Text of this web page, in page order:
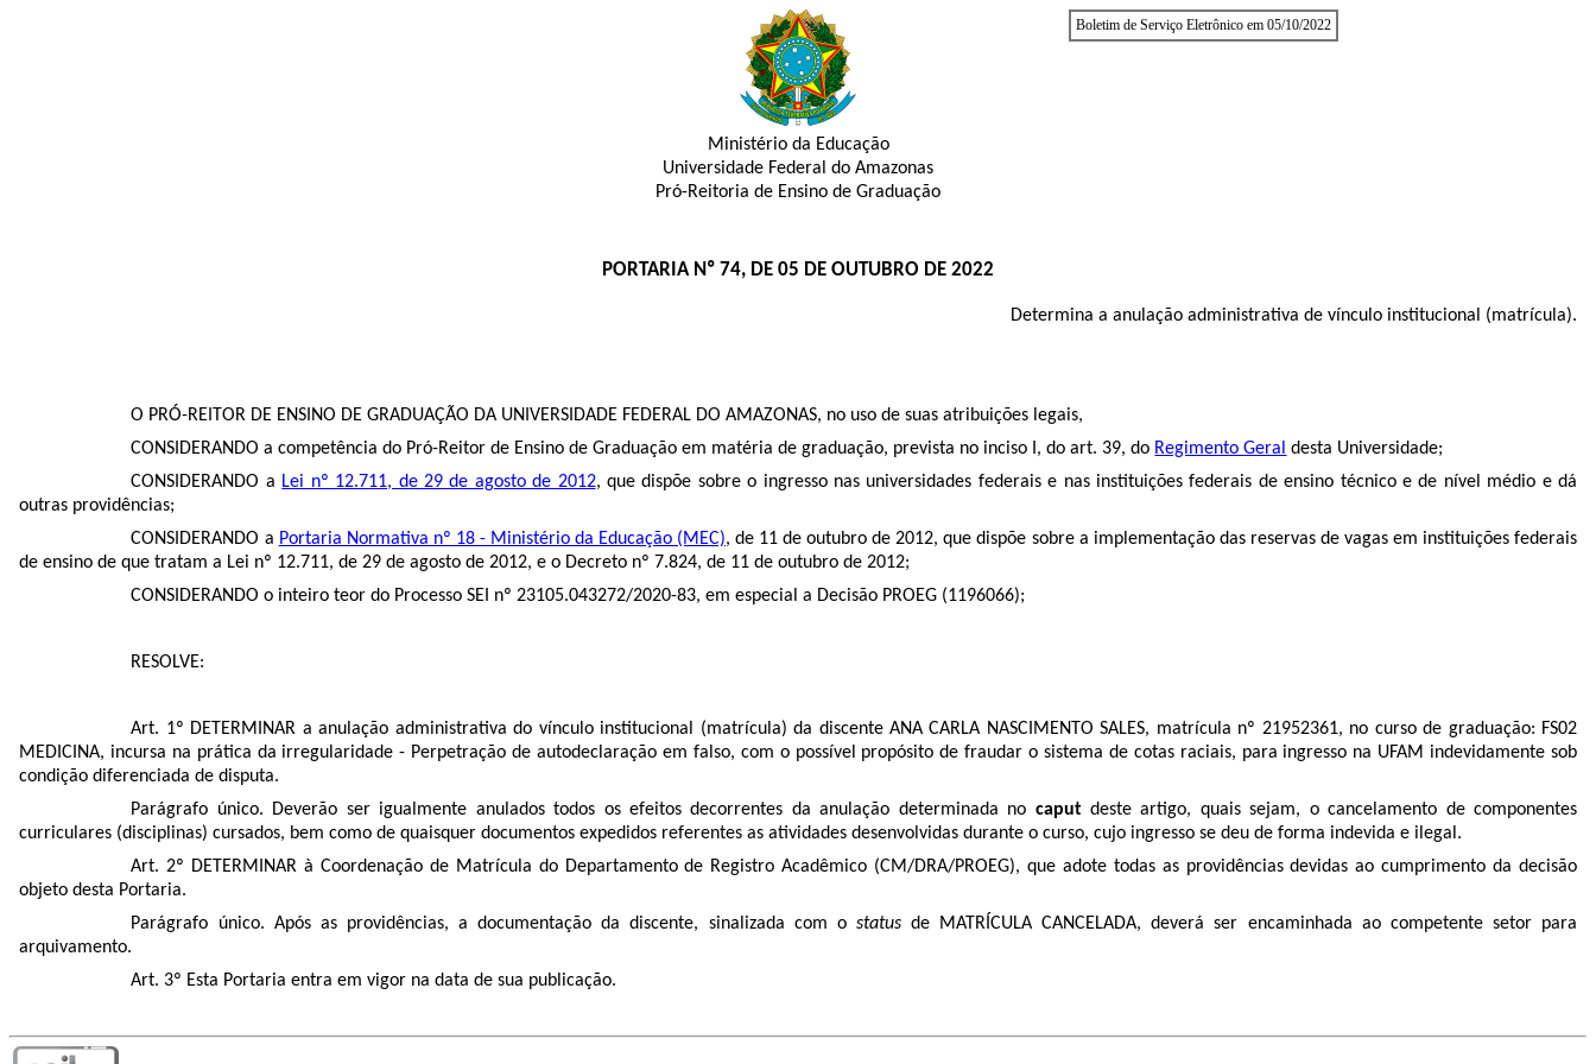
Boletim de Serviço Eletrônico em 05/10/2022
Ministério da Educação
Universidade Federal do Amazonas
Pró-Reitoria de Ensino de Graduação
PORTARIA Nº 74, DE 05 DE OUTUBRO DE 2022
Determina a anulação administrativa de vínculo institucional (matrícula).
O PRÓ-REITOR DE ENSINO DE GRADUAÇÃO DA UNIVERSIDADE FEDERAL DO AMAZONAS, no uso de suas atribuições legais,
CONSIDERANDO a competência do Pró-Reitor de Ensino de Graduação em matéria de graduação, prevista no inciso I, do art. 39, do Regimento Geral desta Universidade;
CONSIDERANDO a Lei nº 12.711, de 29 de agosto de 2012, que dispõe sobre o ingresso nas universidades federais e nas instituições federais de ensino técnico e de nível médio e dá
outras providências;
CONSIDERANDO a Portaria Normativa nº 18 - Ministério da Educação (MEC), de 11 de outubro de 2012, que dispõe sobre a implementação das reservas de vagas em instituições federais
de ensino de que tratam a Lei nº 12.711, de 29 de agosto de 2012, e o Decreto nº 7.824, de 11 de outubro de 2012;
CONSIDERANDO o inteiro teor do Processo SEI nº 23105.043272/2020-83, em especial a Decisão PROEG (1196066);
RESOLVE:
Art. 1º DETERMINAR a anulação administrativa do vínculo institucional (matrícula) da discente ANA CARLA NASCIMENTO SALES, matrícula nº 21952361, no curso de graduação: FS02
MEDICINA, incursa na prática da irregularidade - Perpetração de autodeclaração em falso, com o possível propósito de fraudar o sistema de cotas raciais, para ingresso na UFAM indevidamente sob
condição diferenciada de disputa.
Parágrafo único. Deverão ser igualmente anulados todos os efeitos decorrentes da anulação determinada no caputdeste artigo, quais sejam, o cancelamento de componentes
curriculares (disciplinas) cursados, bem como de quaisquer documentos expedidos referentes as atividades desenvolvidas durante o curso, cujo ingresso se deu de forma indevida e ilegal.
Art. 2º DETERMINAR à Coordenação de Matrícula do Departamento de Registro Acadêmico (CM/DRA/PROEG), que adote todas as providências devidas ao cumprimento da decisão
objeto desta Portaria.
Parágrafo único. Após as providências, a documentação da discente, sinalizada com o statusde MATRÍCULA CANCELADA, deverá ser encaminhada ao competente setor para
arquivamento.
Art. 3º Esta Portaria entra em vigor na data de sua publicação.